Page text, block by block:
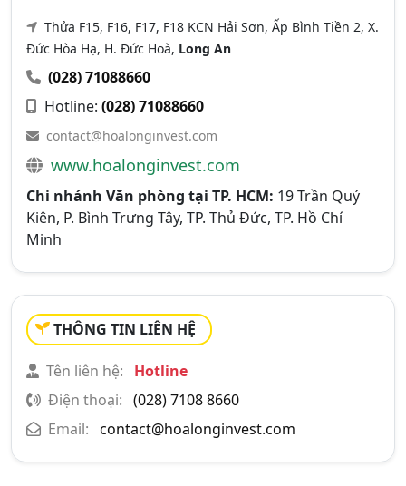
Thửa F15, F16, F17, F18 KCN Hải Sơn, Ấp Bình Tiền 2, X.
Đức Hòa Hạ, H. Đức Hoà, Long An
(028) 71088660
Hotline: (028) 71088660
contact@hoalonginvest.com
www.hoalonginvest.com
Chi nhánh Văn phòng tại TP. HCM: 19 Trần Quý
Kiên, P. Bình Trưng Tây, TP. Thủ Đức, TP. Hồ Chí
Minh
THÔNG TIN LIÊN HỆ
Tên liên hệ:
Hotline
Điện thoại: (028) 7108 8660
Email: contact@hoalonginvest.com